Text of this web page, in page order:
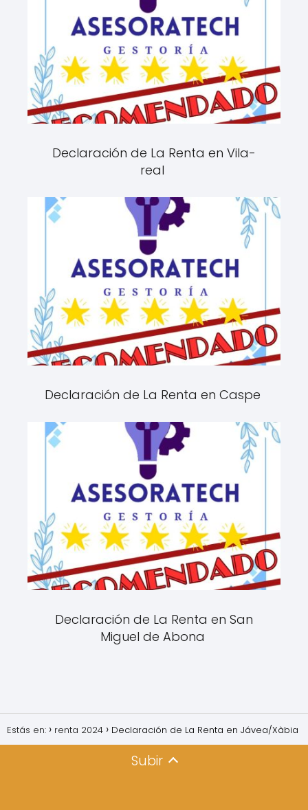
Declaración de La Renta en Vila-
real
Declaración de La Renta en Caspe
Declaración de La Renta en San
Miguel de Abona
Estás en: renta 2024 Declaración de La Renta en Jávea/Xàbia
Subir